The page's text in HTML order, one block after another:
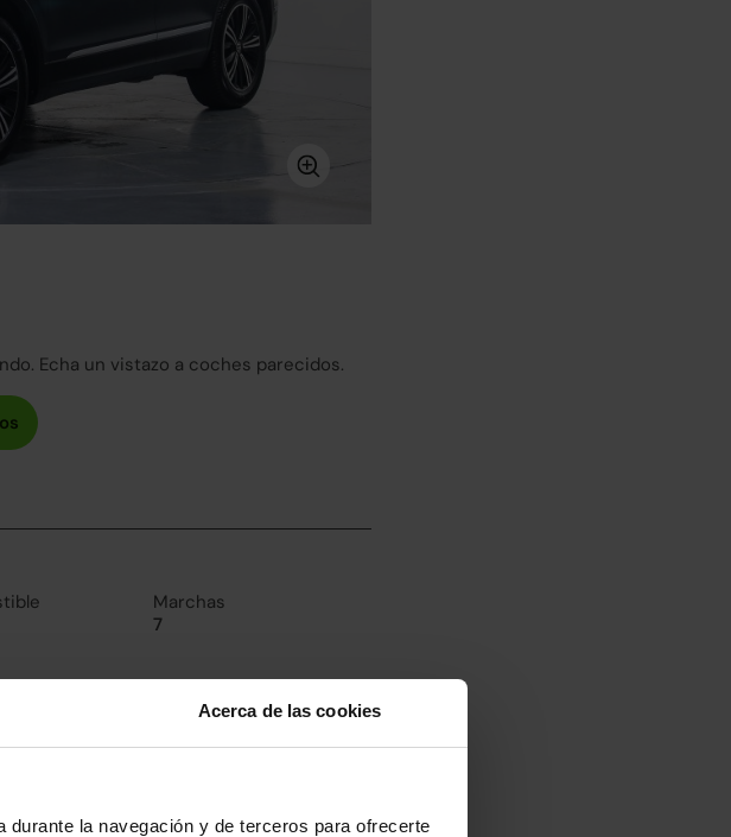
Acerca de las cookies
la navegación y de terceros para ofrecerte
Echa un vistazo a coches parecidos.
Marchas
7